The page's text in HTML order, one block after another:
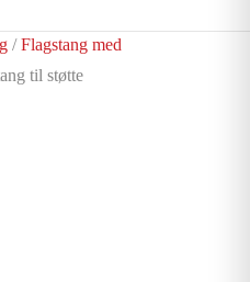
/Flagstang med
til støtte